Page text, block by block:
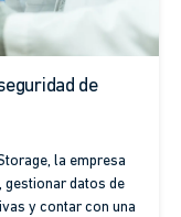
de
la empresa
gestionar datos de
y contar con una